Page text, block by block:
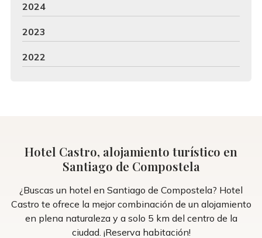
2024
2023
2022
Hotel Castro, alojamiento turístico en
Santiago de Compostela
¿Buscas un hotel en Santiago de Compostela? Hotel
Castro te ofrece la mejor combinación de un alojamiento
en plena naturaleza y a solo 5 km del centro de la
ciudad. ¡Reserva habitación!